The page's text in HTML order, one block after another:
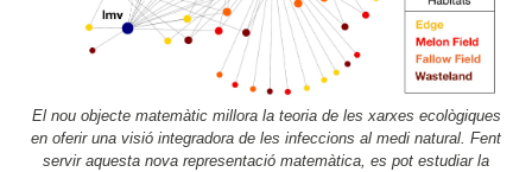
El nou objecte matemàtic millora la teoria de les xarxes ecològiques
en oferir una visió integradora de les infeccions al medi natural. Fent
servir aquesta nova representació matemàtica, es pot estudiar la